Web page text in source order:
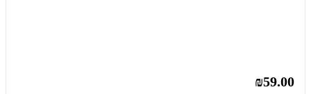
₪59.00